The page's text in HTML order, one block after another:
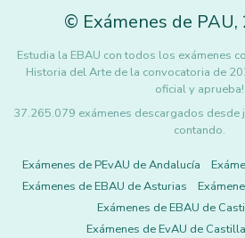
© Exámenes de PAU,
Estudia la EBAU con todos los exámenes
Historia del Arte de la convocatoria de
oficial y aprueba!
37.265.079 exámenes descargados desde
contando.
Exámenes de PEvAU de Andalucía
Exámenes de EBAU de Asturias
Exámenes de EBAU de
Exámenes de EvAU de